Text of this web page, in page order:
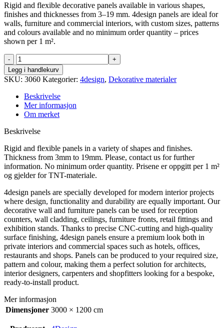
Rigid and flexible decorative panels available in various shapes,
finishes and thicknesses from 3–19 mm. 4design panels are ideal for
walls, furniture and commercial interiors, with custom sizes, patterns
and colours available and no minimum order quantity – prices
shown per 1 m².
S6P10
antall
Legg i handlekurv
SKU: 3060 Kategorier: 4design, Dekorative materialer
Beskrivelse
Mer informasjon
Om merket
Beskrivelse
Rigid and flexible panels in a variety of shapes and finishes.
Thickness from 3mm to 19mm. Please, contact us for further
information. No minimum order quantity. Prisene er oppgitt per 1 m²
og gjelder for TNT-materiale.
4design panels are specially developed for modern interior projects
where design, functionality and durability are equally important. Our
decorative wall and furniture panels can be used for reception
counters, wall cladding, ceilings, furniture fronts, retail fittings and
exhibition stands. Thanks to precise CNC-cutting and high-quality
surface finishing, 4design panels ensure a premium look both in
private interiors and commercial spaces such as hotels, offices,
restaurants and shops. Panels can be produced to your required size,
pattern and colour, making them a perfect solution for architects,
interior designers, carpenters and shopfitters looking for a bespoke,
ready-to-install product.
Mer informasjon
Dimensjoner 3000 × 1200 cm